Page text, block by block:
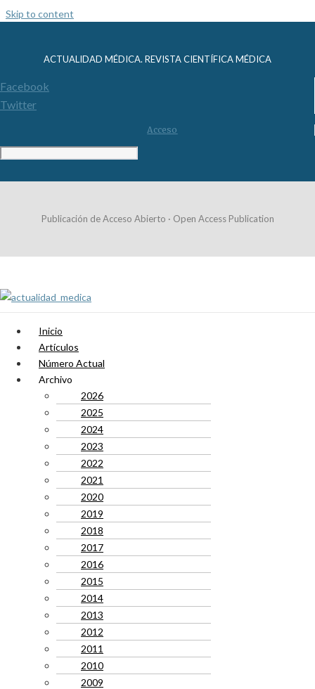
Skip to content
ACTUALIDAD MÉDICA. REVISTA CIENTÍFICA MÉDICA
Facebook
Twitter
Acceso
Publicación de Acceso Abierto · Open Access Publication
Inicio
Artículos
Número Actual
Archivo
2026
2025
2024
2023
2022
2021
2020
2019
2018
2017
2016
2015
2014
2013
2012
2011
2010
2009